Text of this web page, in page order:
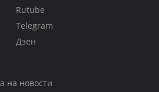
Rutube
Telegram
Дзен
на новости